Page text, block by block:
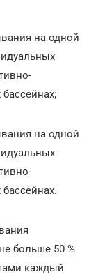
на одной
на одной
больше 50 %
каждый